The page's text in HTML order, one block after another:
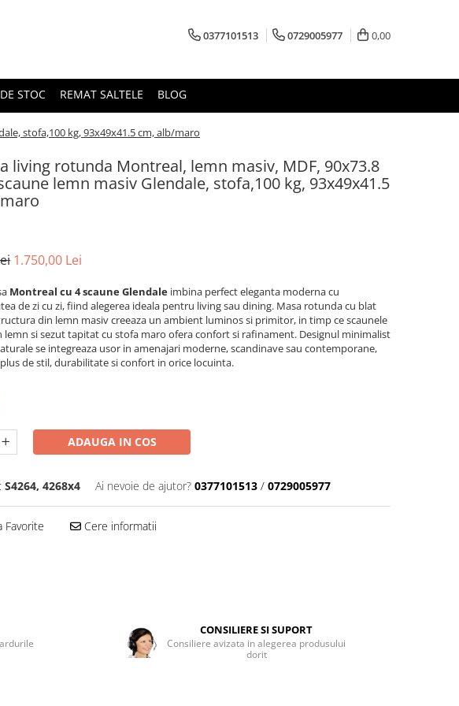
0377101513 0729005977 0,00
STOC REMAT SALTELE BLOG
stofa,100 kg, 93x49x41.5 cm, alb/maro
living rotunda Montreal, lemn masiv, MDF, 90x73.8
lemn masiv Glendale, stofa,100 kg, 93x49x41.5
1.750,00 Lei
Montreal cu 4 scaune Glendale imbina perfect eleganta moderna cu
de zi cu zi, fiind alegerea ideala pentru living sau dining. Masa rotunda cu blat
din lemn masiv creeaza un ambient luminos si primitor, in timp ce scaunele
lemn si sezut tapitat cu stofa maro ofera confort si rafinament. Designul minimalist
se integreaza usor in amenajari moderne, scandinave sau contemporane,
de stil, durabilitate si confort in orice locuinta.
ADAUGA IN COS
S4264, 4268x4 Ai nevoie de ajutor? 0377101513 / 0729005977
Favorite Cere informatii
CONSILIERE SI SUPORT
Consiliere avizata in alegerea produsului
dorit